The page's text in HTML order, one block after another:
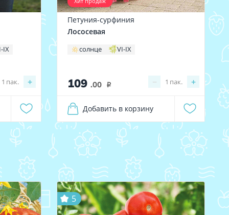
IX
+
1 пак.
Петуния-сурфиния
Лососевая
солнце VI-IX
109 .00 i − +
1 пак.
Добавить в корзину
5